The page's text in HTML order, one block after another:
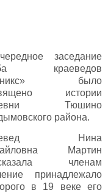
заседание
краеведов
было
истории
Тюшино
района.
Нина
Мартин
членам
принадлежало
в 19 веке его